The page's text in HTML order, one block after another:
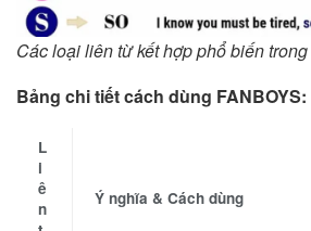
Các loại liên từ kết hợp phổ biến
Bảng chi tiết cách dùng FANBOYS:
L
i
ê
n
Ý nghĩa & Cách dùng